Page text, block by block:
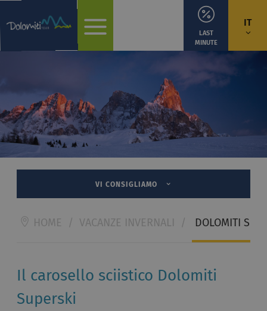
IT
LAST
MINUTE
VI CONSIGLIAMO
HOME / VACANZE INVERNALI / DOLOMITI
Il carosello sciistico Dolomiti
Superski